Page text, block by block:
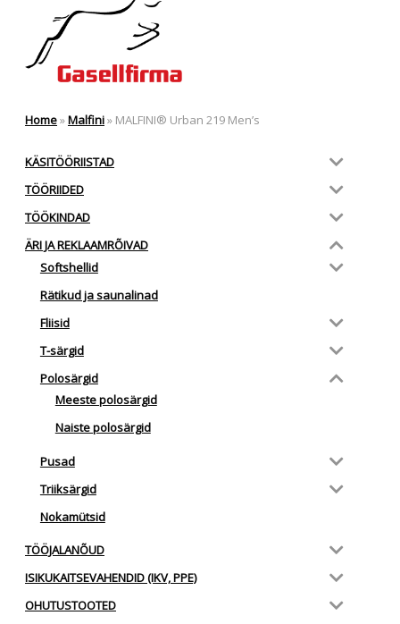
Home»Malfini» MALFINI® Urban 219 Men’s
KÄSITÖÖRIISTAD
TÖÖRIIDED
TÖÖKINDAD
ÄRI JA REKLAAMRÕIVAD
Softshellid
Rätikud ja saunalinad
Fliisid
T-särgid
Polosärgid
Meeste polosärgid
Naiste polosärgid
Pusad
Triiksärgid
Nokamütsid
TÖÖJALANÕUD
ISIKUKAITSEVAHENDID (IKV, PPE)
OHUTUSTOOTED